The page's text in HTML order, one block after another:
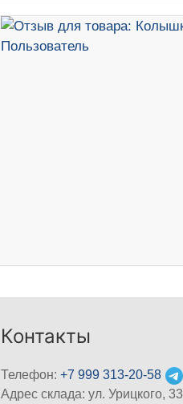
Контакты
Телефон:+7 999 313-20-58
Адрес склада: ул. Урицкого, 33